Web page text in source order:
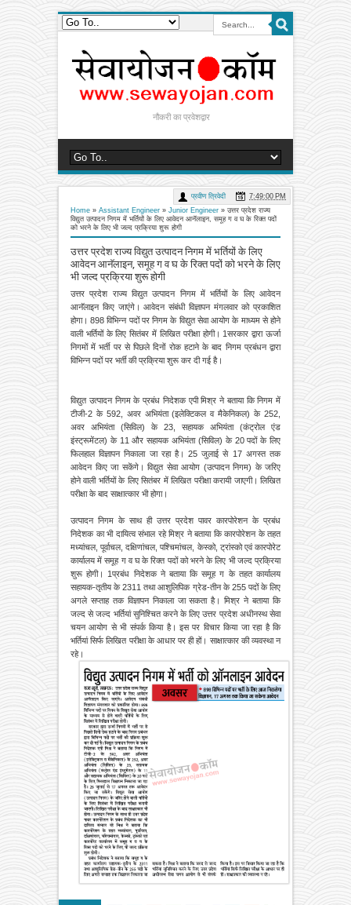
नौकरी का प्रवेशद्वार
Home » Assistant Engineer » Junior Engineer » उत्तर प्रदेश राज्य
विद्युत उत्पादन निगम में भर्तियों के लिए आवेदन आनॅलाइन, समूह ग व घ के रिक्त पदों
को भरने के लिए भी जल्द प्रक्रिया शुरू होगी
उत्तर प्रदेश राज्य विद्युत उत्पादन निगम में भर्तियों के लिए
आवेदन आनॅलाइन, समूह ग व घ के रिक्त पदों को भरने के लिए
भी जल्द प्रक्रिया शुरू होगी
प्रवीण त्रिवेदी 7:49:00 PM
उत्तर प्रदेश राज्य विद्युत उत्पादन निगम में भर्तियों के लिए आवेदन
आनॅलाइन किए जाएंगे। आवेदन संबंधी विज्ञापन मंगलवार को प्रकाशित
होगा। 898 विभिन्न पदों पर निगम के विद्युत सेवा आयोग के माध्यम से होने
वाली भर्तियों के लिए सितंबर में लिखित परीक्षा होगी। 1सरकार द्वारा ऊर्जा
निगमों में भर्ती पर से पिछले दिनों रोक हटाने के बाद निगम प्रबंधन द्वारा
विभिन्न पदों पर भर्ती की प्रक्रिया शुरू कर दी गई है।
विद्युत उत्पादन निगम के प्रबंध निदेशक एपी मिश्र ने बताया कि निगम में
टीजी-2 के 592, अवर अभियंता (इलेक्टिकल व मैकेनिकल) के 252,
अवर अभियंता (सिविल) के 23, सहायक अभियंता (कंट्रोल एंड
इंस्ट्रूमेंटल) के 11 और सहायक अभियंता (सिविल) के 20 पदों के लिए
फिलहाल विज्ञापन निकाला जा रहा है। 25 जुलाई से 17 अगस्त तक
आवेदन किए जा सकेंगे। विद्युत सेवा आयोग (उत्पादन निगम) के जरिए
होने वाली भर्तियों के लिए सितंबर में लिखित परीक्षा करायी जाएगी। लिखित
परीक्षा के बाद साक्षात्कार भी होगा।
उत्पादन निगम के साथ ही उत्तर प्रदेश पावर कारपोरेशन के प्रबंध
निदेशक का भी दायित्व संभाल रहे मिश्र ने बताया कि कारपोरेशन के तहत
मध्यांचल, पूर्वाचल, दक्षिणांचल, पश्चिमांचल, केस्को, ट्रांस्को एवं कारपोरेट
कार्यालय में समूह ग व घ के रिक्त पदों को भरने के लिए भी जल्द प्रक्रिया
शुरू होगी। 1प्रबंध निदेशक ने बताया कि समूह ग के तहत कार्यालय
सहायक-तृतीय के 2311 तथा आशुलिपिक ग्रेड-तीन के 255 पदों के लिए
अगले सप्ताह तक विज्ञापन निकाला जा सकता है। मिश्र ने बताया कि
जल्द से जल्द भर्तियां सुनिश्चित करने के लिए उत्तर प्रदेश अधीनस्थ सेवा
चयन आयोग से भी संपर्क किया है। इस पर विचार किया जा रहा है कि
भर्तियां सिर्फ लिखित परीक्षा के आधार पर ही हों। साक्षात्कार की व्यवस्था न
रहे।